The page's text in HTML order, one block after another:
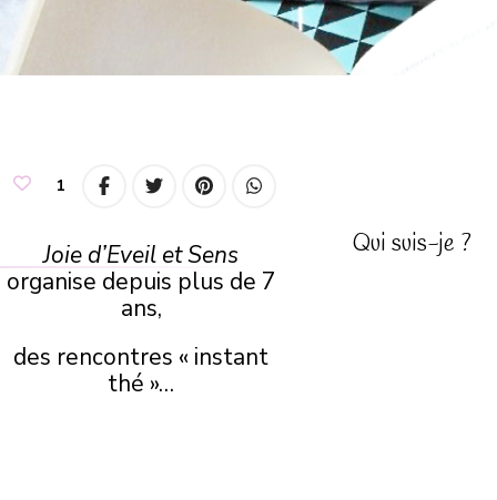
1
Joie d’Eveil et Sens
organise depuis plus de 7
ans,
des rencontres « instant
thé »…
Qui suis-je ?